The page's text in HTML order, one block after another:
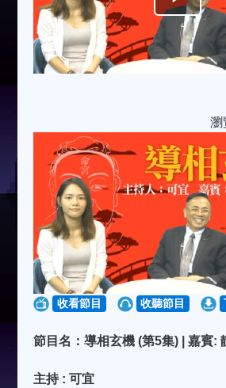
Video
瀏
收看節目 收聽節目
節目名：導相玄機 (第5集) | 嘉賓:
主持 : 可宜